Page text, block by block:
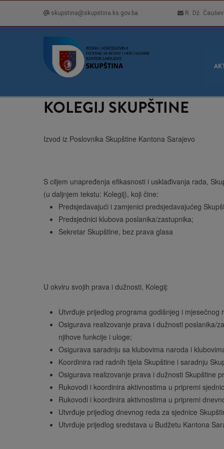
skupstina@skupstina.ks.gov.ba R. Dž.
KOLEGIJ SKUPŠTINE
Izvod iz Poslovnika Skupštine Kantona Sarajevo
S ciljem unapređenja efikasnosti i usklađivanja rada,
(u daljnjem tekstu: Kolegij), koji čine:
Predsjedavajući i zamjenici predsjedavajućeg
Predsjednici klubova poslanika/zastupnika;
Sekretar Skupštine, bez prava glasa
U okviru svojih prava i dužnosti, Kolegij:
Utvrđuje prijedlog programa godišnjeg i
Osigurava realizovanje prava i dužnosti poslanika/
njihove funkcije i uloge;
Osigurava saradnju sa klubovima naroda i
Koordinira rad radnih tijela Skupštine i saradnju
Osigurava realizovanje prava i dužnosti Skupštine
Rukovodi i koordinira aktivnostima u pripremi
Rukovodi i koordinira aktivnostima u pripremi
Utvrđuje prijedlog dnevnog reda za sjednice
Utvrđuje prijedlog sredstava u Budžetu Kantona